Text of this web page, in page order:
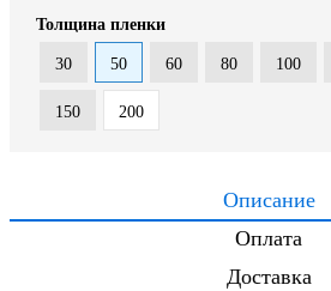
Толщина пленки
30 50 60 80 100
150 200
Описание
Оплата
Доставка